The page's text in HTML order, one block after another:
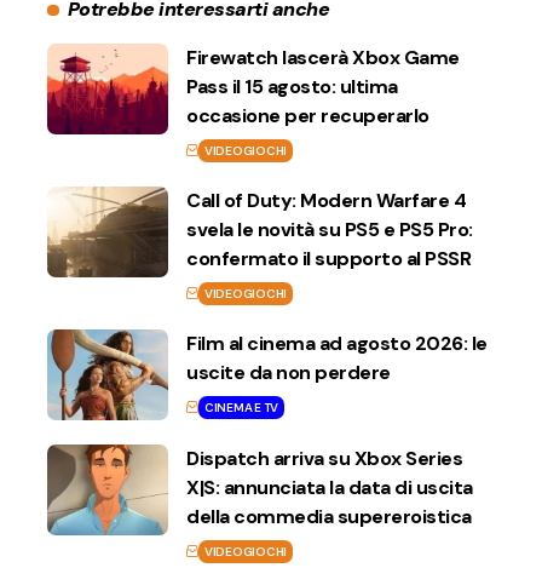
Potrebbe interessarti anche
Firewatch lascerà Xbox Game
Pass il 15 agosto: ultima
occasione per recuperarlo
VIDEOGIOCHI
Call of Duty: Modern Warfare 4
svela le novità su PS5 e PS5 Pro:
confermato il supporto al PSSR
VIDEOGIOCHI
Film al cinema ad agosto 2026: le
uscite da non perdere
CINEMA E TV
Dispatch arriva su Xbox Series
X|S: annunciata la data di uscita
della commedia supereroistica
VIDEOGIOCHI